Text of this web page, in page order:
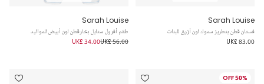
Sarah Louise
فستان قطن بتطريز سموك لون أزرق للبنات
UK£ 83.00
Sarah Louise
طقم أفرول ستايل بحّارقطن لون أبيض للمواليد
UK£ 56.00
UK£ 34.00
50% OFF